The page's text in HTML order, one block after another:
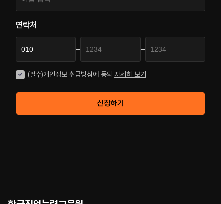
연락처
- -
(필수)개인정보 취급방침에 동의 자세히 보기
신청하기